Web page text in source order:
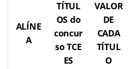
ALÍNE
A
TÍTUL
OS do
concur
so TCE
ES
VALOR
DE
CADA
TÍTUL
O